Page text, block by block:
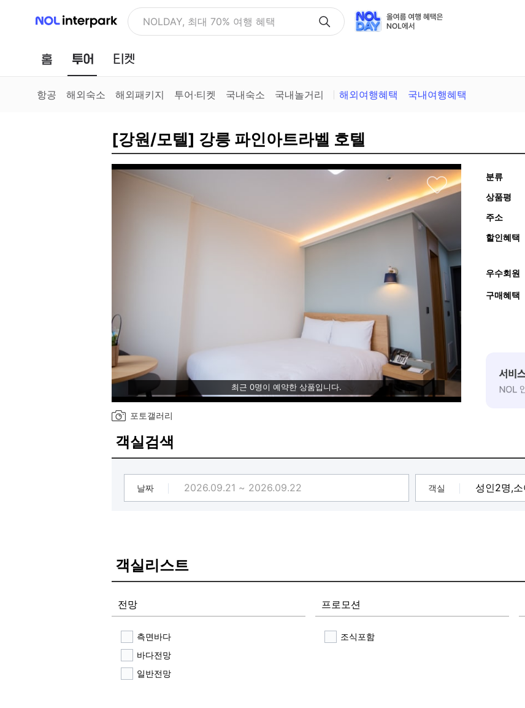
NOL 인터파크 NOLDAY, 최대 70% 여행 혜택
홈 투어
항공 해외숙소 해외패키지 투어·티켓 국내숙소 국내놀거리 해외여행혜택 국내여행혜택
[강원/모텔] 강릉 파인아트라벨 호텔
최근 0명이 예약한 상품입니다.
포토갤러리
분류
상품평
주소
할인혜택
우수회원
구매혜택
객실검색
날짜 객실
객실리스트
전망
측면바다
바다전망
일반전망
프로모션
조식포함